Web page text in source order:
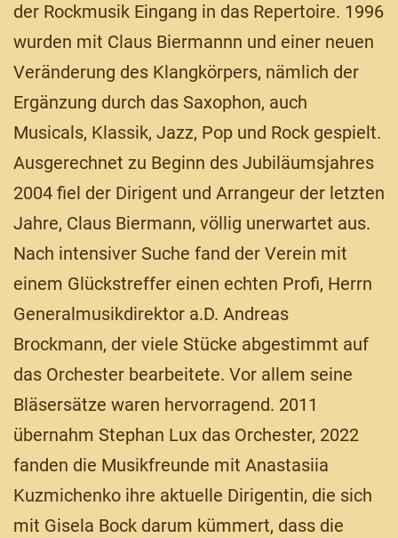
der Rockmusik Eingang in das Repertoire. 1996
wurden mit Claus Biermannn und einer neuen
Veränderung des Klangkörpers, nämlich der
Ergänzung durch das Saxophon, auch
Musicals, Klassik, Jazz, Pop und Rock gespielt.
Ausgerechnet zu Beginn des Jubiläumsjahres
2004 fiel der Dirigent und Arrangeur der letzten
Jahre, Claus Biermann, völlig unerwartet aus.
Nach intensiver Suche fand der Verein mit
einem Glückstreffer einen echten Profi, Herrn
Generalmusikdirektor a.D. Andreas
Brockmann, der viele Stücke abgestimmt auf
das Orchester bearbeitete. Vor allem seine
Bläsersätze waren hervorragend. 2011
übernahm Stephan Lux das Orchester, 2022
fanden die Musikfreunde mit Anastasiia
Kuzmichenko ihre aktuelle Dirigentin, die sich
mit Gisela Bock darum kümmert, dass die